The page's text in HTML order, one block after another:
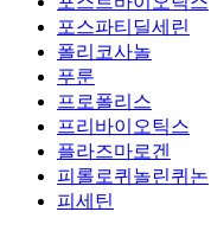
포스파티딜세린
폴리코사놀
푸룬
프로폴리스
프리바이오틱스
플라즈마로겐
피롤로퀴놀린퀴논
피세틴